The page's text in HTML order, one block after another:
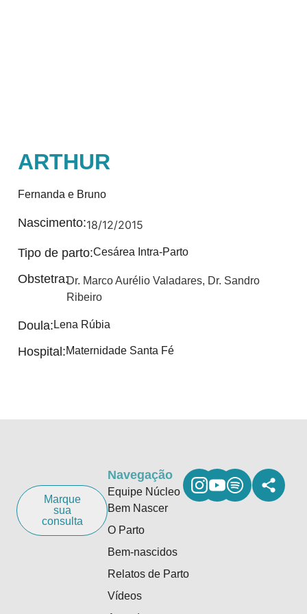
ARTHUR
Fernanda e Bruno
Nascimento:18/12/2015
Tipo de parto:Cesárea Intra-Parto
Obstetra:Dr. Marco Aurélio Valadares, Dr. Sandro
Ribeiro
Doula: Lena Rúbia
Hospital:Maternidade Santa Fé
Marque
sua
consulta
Navegação
Equipe Núcleo
Bem Nascer
O Parto
Bem-nascidos
Relatos de Parto
Vídeos